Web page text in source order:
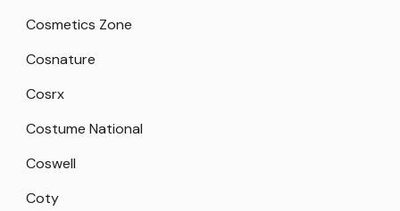
Cosmetics Zone
Cosnature
Cosrx
Costume National
Coswell
Coty